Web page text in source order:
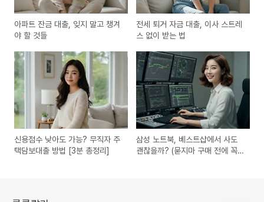
아파트 잔금 대출, 잊지 말고 챙겨
야 할 것들
전세 퇴거 자금 대출, 이사 스트레
스 없이 받는 법
신용점수 낮아도 가능? 무직자 주
택담보대출 방법 [3분 총정리]
삼성 노트북, 베스트샵에서 사도
괜찮을까? (묻지마 구매 전에 꼭